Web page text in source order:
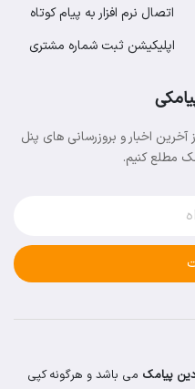
اتصال نرم افزار به پیام کوتاه
اپلیکیشن ثبت شماره مشتری
آخرین اخبار و بروزرسانی های پنل
مطلع کنیم.
پیامک می باشد و هرگونه کپی